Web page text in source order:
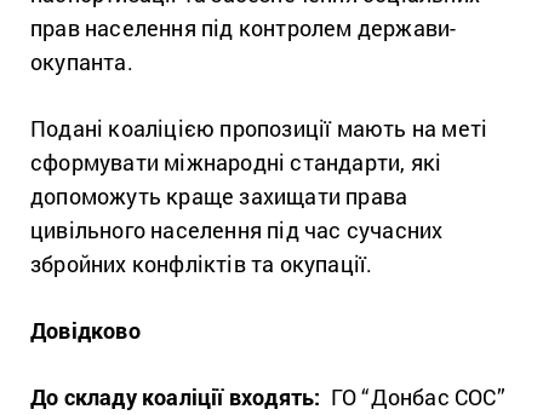
прав населення під контролем держави-
окупанта.
Подані коаліцією пропозиції мають на меті
сформувати міжнародні стандарти, які
допоможуть краще захищати права
цивільного населення під час сучасних
збройних конфліктів та окупації.
Довідково
До складу коаліції входять: ГО “Донбас СОС”